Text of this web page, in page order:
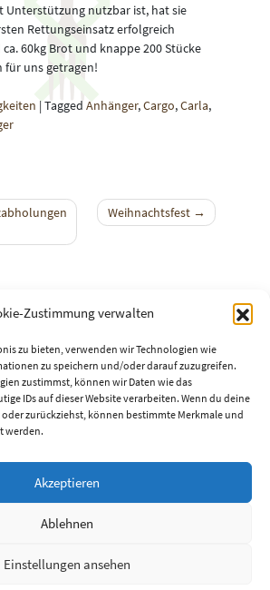
Zustimmung verwalten
zu bieten, verwenden wir Technologien wie
zu speichern und/oder darauf zuzugreifen.
zustimmst, können wir Daten wie das
IDs auf dieser Website verarbeiten. Wenn du deine
zurückziehst, können bestimmte Merkmale und
werden.
Akzeptieren
Ablehnen
Einstellungen ansehen
Unterstützung nutzbar ist, hat sie
Rettungseinsatz erfolgreich
60kg Brot und knappe 200 Stücke
für uns getragen!
| Tagged Anhänger,Cargo,Carla,
Weihnachtsfest
oder aus anderen Gründen:
Nachmittag bei der VHS27. September 2019
bei Canon 201918. September 2019